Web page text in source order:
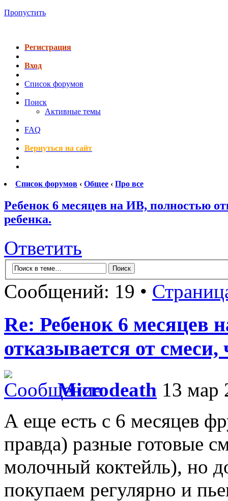
Пропустить
Регистрация
Вход
Список форумов
Поиск
Активные темы
FAQ
Вернуться на сайт
Список форумов ‹ Общее ‹ Про все
Ребенок 6 месяцев на ИВ, полностью
ребенка.
Ответить
Сообщений: 19 •
Re: Ребенок 6 месяцев
отказывается от
Microdeath 13 мар
А еще есть с 6 месяцев
правда) разные готовые
молочный коктейль), но
покупаем регулярно и